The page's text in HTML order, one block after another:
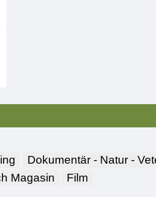
Dokumentär - Natur -
Magasin Film